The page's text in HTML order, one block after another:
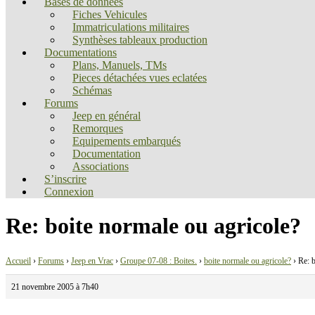
Fiches Vehicules
Immatriculations militaires
Synthèses tableaux production
Documentations
Plans, Manuels, TMs
Pieces détachées vues eclatées
Schémas
Forums
Jeep en général
Remorques
Equipements embarqués
Documentation
Associations
S’inscrire
Connexion
Re: boite normale ou agricole?
Accueil › Forums › Jeep en Vrac › Groupe 07-08 : Boites. › boite normale ou agricole? › Re:
21 novembre 2005 à 7h40